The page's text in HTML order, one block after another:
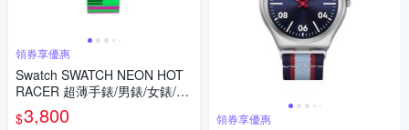
領券享優惠
Swatch SWATCH NEON HOT
RACER 超薄手錶/男錶/女錶/瑞
士製造 SS08K119 (34mm)
$3,800 領券享優惠